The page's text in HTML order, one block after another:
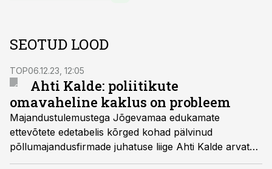
SEOTUD LOOD
TOP06.12.23, 12:05
Ahti Kalde: poliitikute
omavaheline kaklus on probleem
Majandustulemustega Jõgevamaa edukamate
ettevõtete edetabelis kõrged kohad pälvinud
põllumajandusfirmade juhatuse liige Ahti Kalde arvates
ei jagu poliitikutel tähelepanu riigi ja majanduse